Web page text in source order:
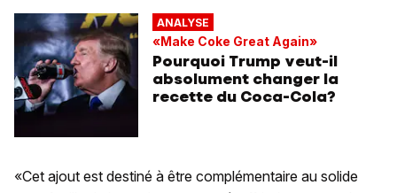
ANALYSE
«Make Coke Great Again»
Pourquoi Trump veut-il
absolument changer la
recette du Coca-Cola?
«Cet ajout est destiné à être complémentaire au solide